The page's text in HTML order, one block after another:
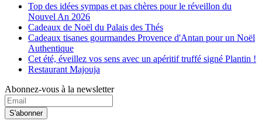
Top des idées sympas et pas chères pour le réveillon du
Nouvel An 2026
Cadeaux de Noël du Palais des Thés
Cadeaux tisanes gourmandes Provence d'Antan pour un Noël
Authentique
Cet été, éveillez vos sens avec un apéritif truffé signé Plantin !
Restaurant Majouja
Abonnez-vous à la newsletter
S'abonner